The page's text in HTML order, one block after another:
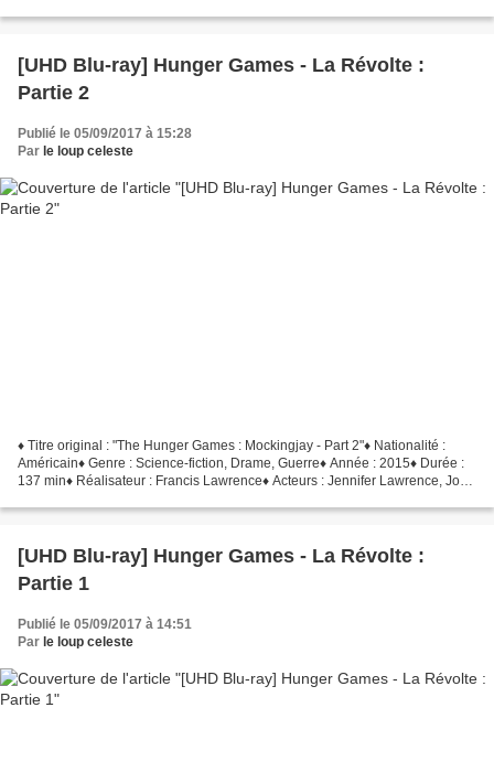
[UHD Blu-ray] Hunger Games - La Révolte :
Partie 2
Publié le 05/09/2017 à 15:28
Par le loup celeste
♦ Titre original : "The Hunger Games : Mockingjay - Part 2"♦ Nationalité :
Américain♦ Genre : Science-fiction, Drame, Guerre♦ Année : 2015♦ Durée :
137 min♦ Réalisateur : Francis Lawrence♦ Acteurs : Jennifer Lawrence, Josh
[UHD Blu-ray] Hunger Games - La Révolte :
Partie 1
Publié le 05/09/2017 à 14:51
Par le loup celeste